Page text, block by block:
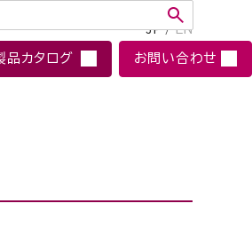
JP / EN
品カタログ お問い合わせ